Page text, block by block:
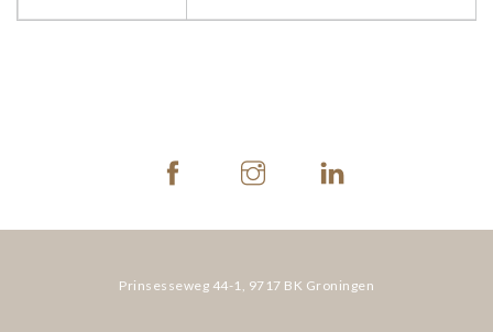
Prinsesseweg 44-1, 9717 BK Groningen